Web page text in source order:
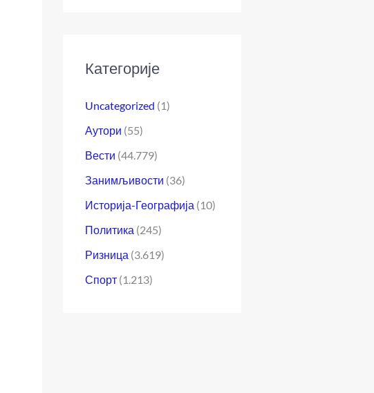
Категорије
Uncategorized (1)
Аутори (55)
Вести (44.779)
Занимљивости (36)
Историја-Географија (10)
Политика (245)
Ризница (3.619)
Спорт (1.213)